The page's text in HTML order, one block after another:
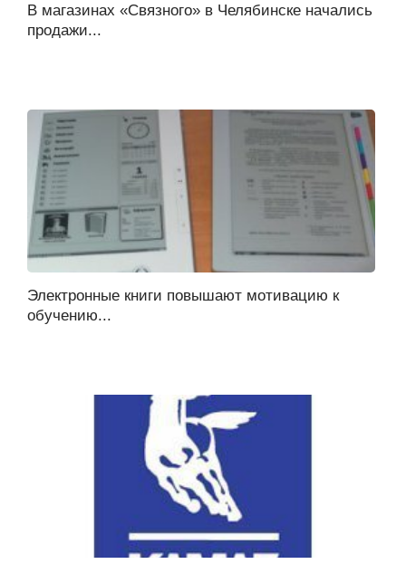
В магазинах «Связного» в Челябинске начались
продажи...
Электронные книги повышают мотивацию к
обучению...